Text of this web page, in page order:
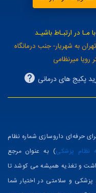
همه از جدیدترین محصولات و
عضویت در خبرنامه
در ارتبـاط باشیـد
به شهریار- جنب درمانگاه
رویا میرنظامی
حرفه‌ای داروسازی شماره نظام
نظام پزشکی ) به عنوان مرجع